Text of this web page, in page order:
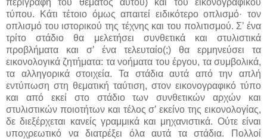
τύπου. Κάτι τέτοιο όμως απαιτεί ειδικότερο οπλισμό· τον
οπλισμό του ιστορικού της τέχνης και του πολιτισμού. Σ’ ένα
τρίτο στάδιο θα μελετήσει συνθετικά και στυλιστικά
προβλήματα και σ’ ένα τελευταίο(;) θα ερμηνεύσει τα
εικονολογικά ζητήματα: τα νοήματα του έργου, τα συμβολικά,
τα αλληγορικά στοιχεία. Τα στάδια αυτά από την απλή
εντύπωση στη θεματική ταύτιση, στον εικονογραφικό τύπο
και από εκεί στο στάδιο των συνθετικών αρχών και
στυλιστικών ποιοτήτων και τέλος σ’ εκείνο της εικονολογίας,
δε διεξέρχεται κανείς γραμμικά και μηχανιστικά. Ούτε είναι
υποχρεωτικό να διατρέξει όλα αυτά τα στάδια. Πολλοί